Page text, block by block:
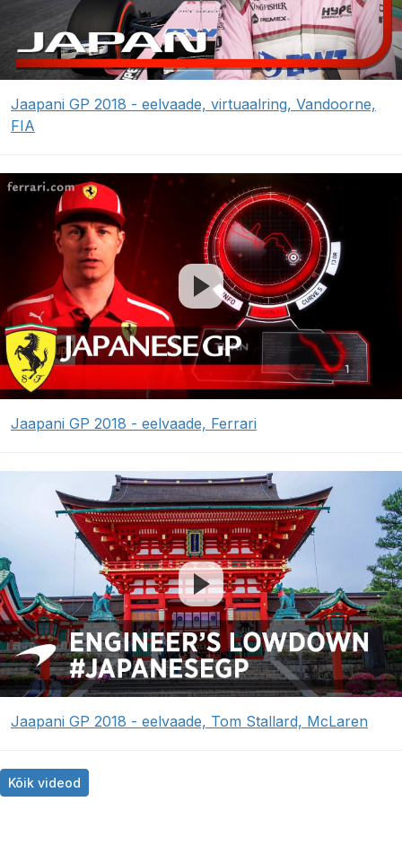
Jaapani GP 2018 - eelvaade, virtuaalring, Vandoorne,
FIA
Jaapani GP 2018 - eelvaade, Ferrari
Jaapani GP 2018 - eelvaade, Tom Stallard, McLaren
Kõik videod